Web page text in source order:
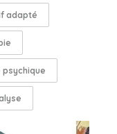
adapté